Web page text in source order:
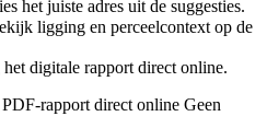
het juiste adres uit de suggesties.
ligging en perceelcontext op de
digitale rapport direct online.
PDF-rapport direct online Geen